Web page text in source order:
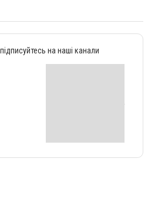
на наші канали